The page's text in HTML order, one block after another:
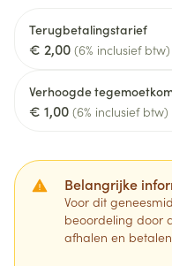
Terugbetalingstarief
€ 2,00 (6% inclusief btw)
Verhoogde
€ 1,00 (6% inclusief btw)
Belangrijke
Voor dit
beoordeling door
afhalen en